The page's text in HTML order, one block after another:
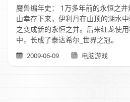
魔兽编年史： 1万多年前的永恒之
山幸存下来，伊利丹在山顶的湖水
之变成新的永恒之井。后来红龙使
中，长成了泰达希尔_世界之冠。
2009-06-09 电脑游戏